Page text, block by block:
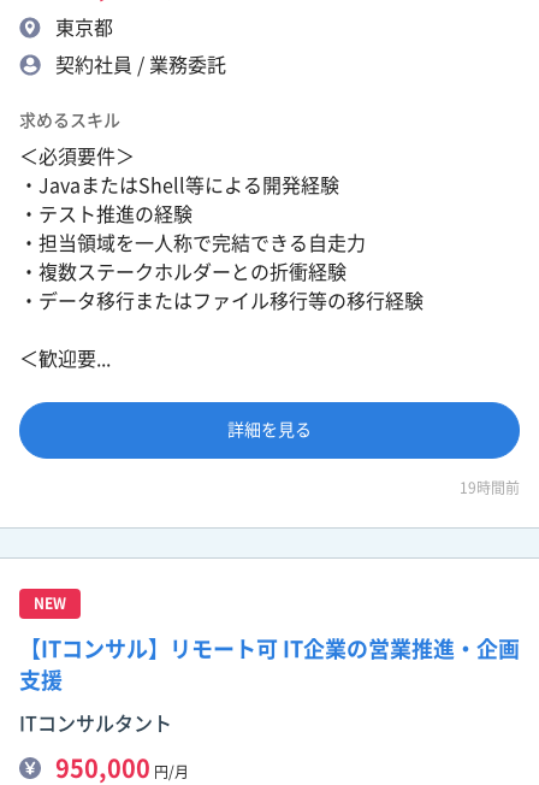
東京都
契約社員 / 業務委託
求めるスキル
＜必須要件＞
・JavaまたはShell等による開発経験
・テスト推進の経験
・担当領域を一人称で完結できる自走力
・複数ステークホルダーとの折衝経験
・データ移行またはファイル移行等の移行経験
＜歓迎要...
詳細を見る
19時間前
NEW
【ITコンサル】リモート可 IT企業の営業推進・企画
支援
ITコンサルタント
950,000 円/月